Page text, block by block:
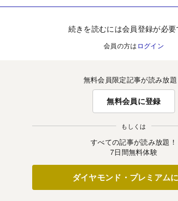
続きを読むには会員登録が必要
会員の方は ログイン
無料会員限定記事が読み放題
無料会員に登録
もしくは
すべての記事が読み放題！
7日間無料体験
ダイヤモンド・プレミアム